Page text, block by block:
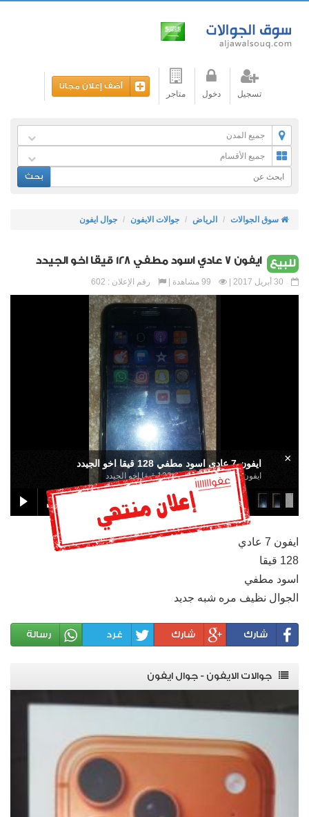
تسجيل دخول متاجر
أضف إعلان مجانا
جميع المدن
جميع الأقسام
بحث
سوق الجوالات الرياض جوالات الايفون جوال ايفون
للبيع ايفون 7 عادي اسود مطفي 128 قيقا اخو الجيدد
رقم الإعلان : 602
ايفون 7 عادي اسود مطفي 128 قيقا اخو الجيدد
ايفون 7 عادي اسود مطفي 128 قيقا اخو الجيدد
×
ايفون 7 عادي
128 قيقا
اسود مطفي
الجوال نظيف مره شبه جديد
شارك شارك غرد رسالة
جوالات الايفون - جوال ايفون